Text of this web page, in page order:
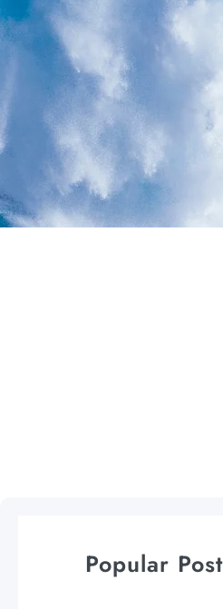
Popular